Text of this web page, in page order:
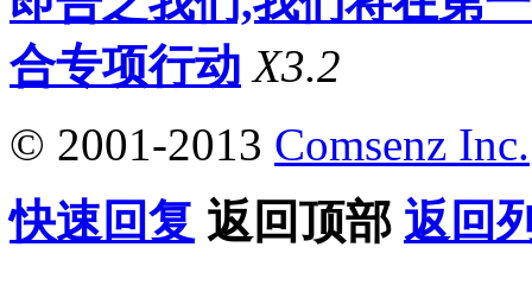
合专项行动 X3.2
© 2001-2013 Comsenz Inc.
快速回复 返回顶部 返回